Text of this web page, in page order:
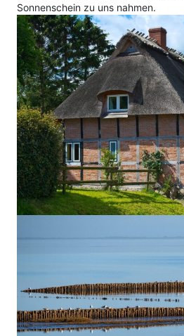
Sonnenschein zu uns nahmen.